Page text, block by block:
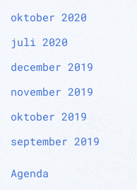
oktober 2020
juli 2020
december 2019
november 2019
oktober 2019
september 2019
Agenda